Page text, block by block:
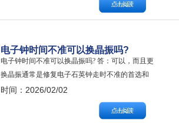
非常容易受到外部电磁信号和PCB布局的干扰。
1、走时不准 不良具体表现：时钟变快或变慢（通
电子钟时间不准可以换晶振吗?
电子钟时间不准可以换晶振吗? 答：可以，而且更
换晶振通常是修复电子石英钟走时不准的首选和
最主要的方法。 为什么换晶振能解决问题？ 石英
钟的核心计时基准就是那个32.768kHz的无源晶
振。这个频率经过芯片内部的分频电路（除以
时间：2026/02/02